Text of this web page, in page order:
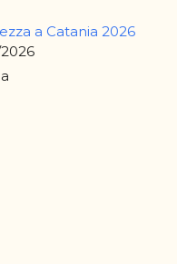
a Catania 2026